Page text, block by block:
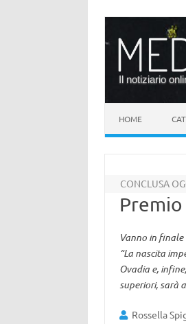
Il notiziario
HOME
CONCLUSA
Vanno in finale
“La nascita
Ovadia e,
superiori, sarà
Rossella